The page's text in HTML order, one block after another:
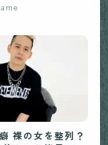
裸の女を整列？